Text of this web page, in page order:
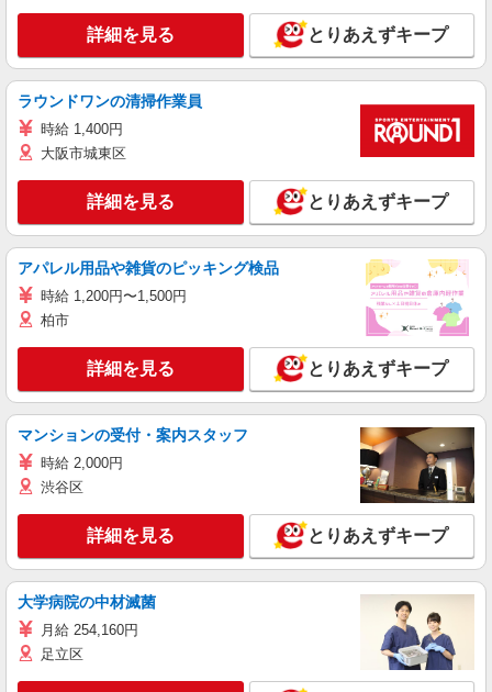
詳細を見る とりあえずキープ
ラウンドワンの清掃作業員
時給 1,400円
大阪市城東区
詳細を見る とりあえずキープ
アパレル用品や雑貨のピッキング検品
時給 1,200円〜1,500円
柏市
詳細を見る とりあえずキープ
マンションの受付・案内スタッフ
時給 2,000円
渋谷区
詳細を見る とりあえずキープ
大学病院の中材滅菌
月給 254,160円
足立区